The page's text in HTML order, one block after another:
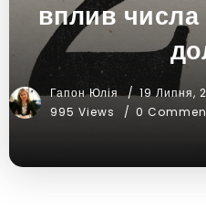
вплив числа
Гапон Юлія 19 Липня,
995 Views
0